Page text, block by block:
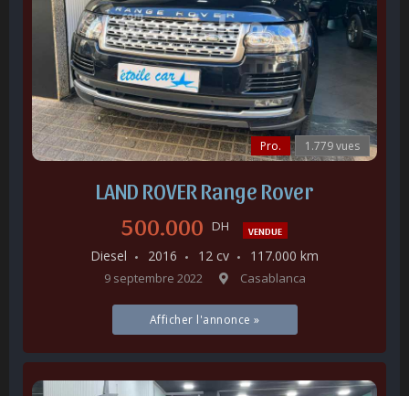
Pro. 1.779 vues
LAND ROVER Range Rover
500.000 DH VENDUE
Diesel 2016 12 cv 117.000 km
9 septembre 2022 Casablanca
Afficher l'annonce »